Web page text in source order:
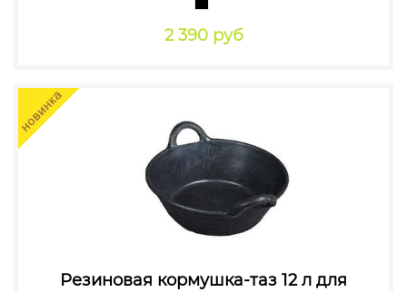
2 390 руб
Резиновая кормушка-таз 12 л для